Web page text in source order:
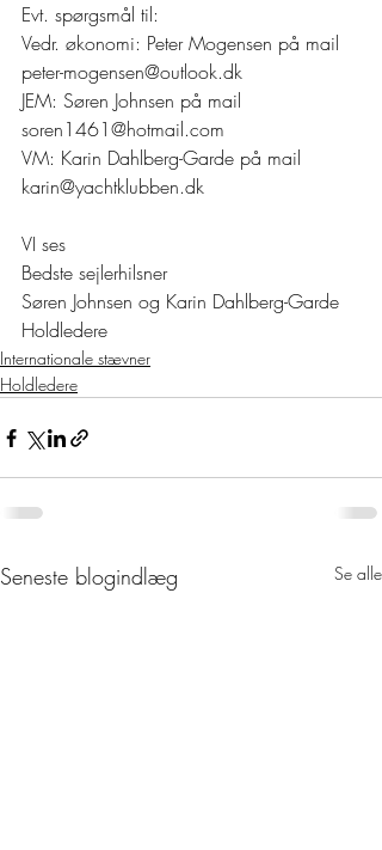
Evt. spørgsmål til:
Vedr. økonomi: Peter Mogensen på mail
peter-mogensen@outlook.dk
JEM: Søren Johnsen på mail
soren1461@hotmail.com
VM: Karin Dahlberg-Garde på mail
karin@yachtklubben.dk
VI ses
Bedste sejlerhilsner
Søren Johnsen og Karin Dahlberg-Garde
Holdledere
Internationale stævner
Holdledere
Seneste blogindlæg Se alle